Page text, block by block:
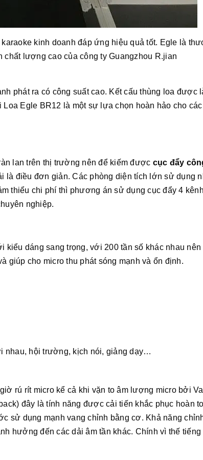
kinh doanh đáp ứng hiệu quả tốt. Egle là
chất lượng cao của công ty Guangzhou R.jian
phát ra có công suất cao. Kết cấu thùng loa được
Egle BR12 là một sự lựa chọn hoàn hảo cho các
lan trên thị trường nên để kiếm được cục đẩy
là điều đơn giản. Các phòng diện tích lớn sử dụng
thiểu chi phí thì phương án sử dụng cục đẩy 4
nghiệp.
kiểu dáng sang trọng, với 200 tần số khác nhau nên
giúp cho micro thu phát sóng mạnh và ổn định.
nhau, hội trường, kịch nói, giảng dạy…
rú rít micro kể cả khi vặn to âm lượng micro bởi
đây là tính năng được cải tiến khắc phục hoàn
sử dụng mạnh vang chỉnh bằng cơ. Khả năng
hưởng đến các dải âm tần khác. Chính vì thế tiếng